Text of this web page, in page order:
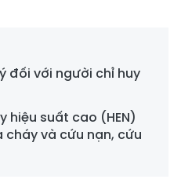
đối với người chỉ huy
hiệu suất cao (HEN)
và cứu nạn, cứu